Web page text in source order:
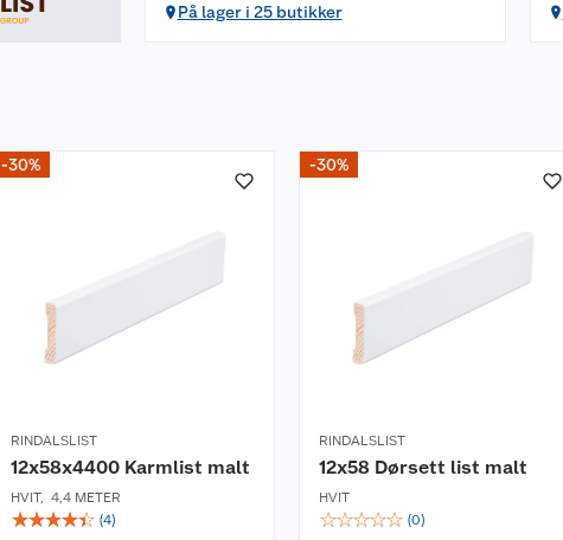
På lager i 25 butikker
-30%
RINDALSLIST
12x58x4400 Karmlist malt
HVIT, 4,4 METER
☆☆☆☆☆ (4)
-30%
RINDALSLIST
12x58 Dørsett list malt
HVIT
☆☆☆☆☆ (0)